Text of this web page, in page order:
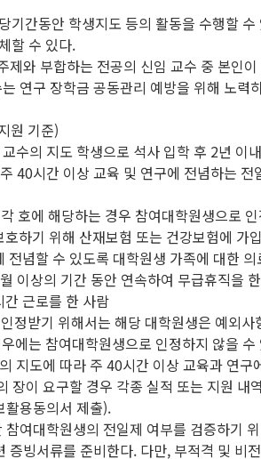
간동안 학생지도 등의 활동을 수행할
할 수 있다.
와 부합하는 전공의 신임 교수 중 본인
연구 장학금 공동관리 예방을 위해 노
원 기준)
수의 지도 학생으로 석사 입학 후 2년 이
40시간 이상 교육 및 연구에 전념하는
호에 해당하는 경우 참여대학원생으로
하기 위해 산재보험 또는 건강보험에 가
전념할 수 있도록 대학원생 가족에 대한
이상의 기간 동안 연속하여 무급휴직을
근로를 한 사람
정받기 위해서는 해당 대학원생은 예외
에는 참여대학원생으로 인정하지 않을 수
지도에 따라 주 40시간 이상 교육과 연
이 요구할 경우 각종 실적 또는 지원 내
활용동의서 제출).
여대학원생의 전일제 여부를 검증하기
증빙서류를 준비한다. 다만, 부적격 및